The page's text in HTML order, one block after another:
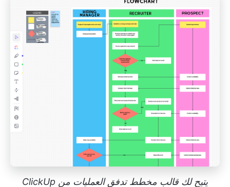
يتيح لك قالب مخطط تدفق العمليات من ClickUp